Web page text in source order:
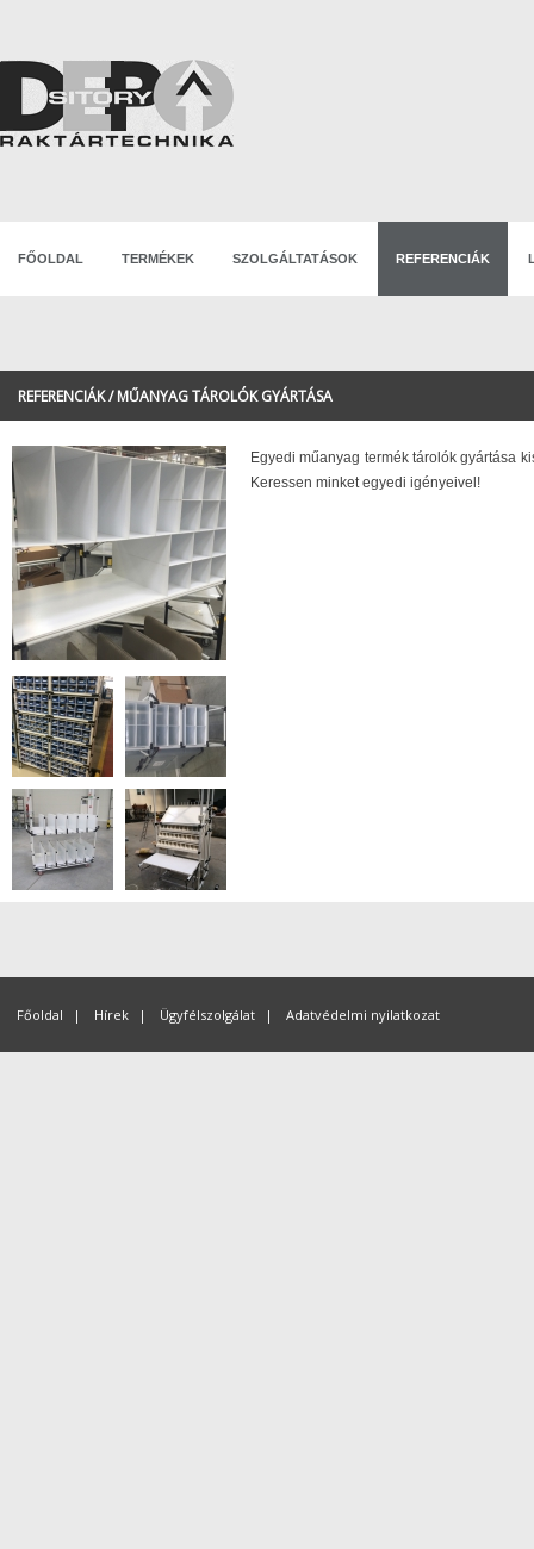
FŐOLDAL TERMÉKEK SZOLGÁLTATÁSOK REFERENCIÁK
REFERENCIÁK / MŰANYAG TÁROLÓK GYÁRTÁSA
Egyedi műanyag termék tárolók gyártása
Keressen minket egyedi igényeivel!
Főoldal | Hírek | Ügyfélszolgálat | Adatvédelmi nyilatkozat